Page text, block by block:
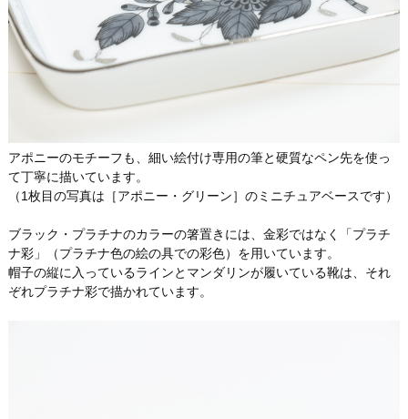
アポニーのモチーフも、細い絵付け専用の筆と硬質なペン先を使っ
て丁寧に描いています。
（1枚目の写真は［アポニー・グリーン］のミニチュアベースです）
ブラック・プラチナのカラーの箸置きには、金彩ではなく「プラチ
ナ彩」（プラチナ色の絵の具での彩色）を用いています。
帽子の縦に入っているラインとマンダリンが履いている靴は、それ
ぞれプラチナ彩で描かれています。